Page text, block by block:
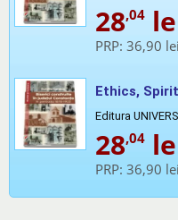
28,04
PRP: 36,90 lei
Ethics,
Editura
28,04
PRP: 36,90 lei